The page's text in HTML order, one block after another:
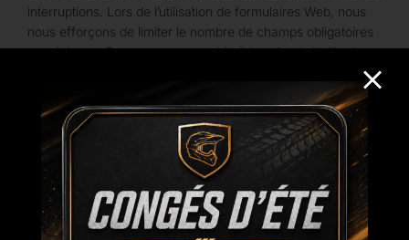
interruptions. Lors de l’utilisation de formulaires Web, nous
nous efforçons de limiter le nombre de champs obligatoires
au minimum. Pour toute perte subie à la suite de l’utilisation
de données, de conseils ou d’idées fournis par ou au nom
de TEM-Technologies via ce site web, TEM-Technologies
n’assume aucune responsabilité.
Les réponses et les demandes de renseignements
personnelles soumises par e-mail ou à l’aide d’un formulaire
web seront traitées de la même manière que les lettres. Cela
signifie que vous pouvez attendre une réponse de notre part
dans un délai d’un mois au plus tard. En cas de demandes